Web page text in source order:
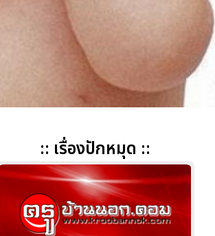
:: เรื่องปักหมุด ::